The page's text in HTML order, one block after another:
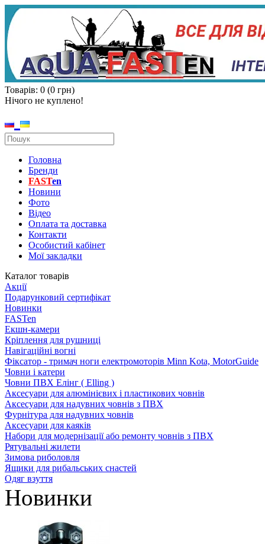
Товарів: 0 (0 грн)
Нічого не куплено!
Головна
Бренди
FASTen
Новини
Фото
Відео
Оплата та доставка
Контакти
Особистий кабінет
Мої закладки
Каталог товарів
Акції
Подарунковий сертифікат
Новинки
FASTen
Екшн-камери
Кріплення для рушниці
Навігаційні вогні
Фіксатор - тримач ноги електромоторів Minn Kota, MotorGuide
Човни і катери
Човни ПВХ Елінг ( Elling )
Аксесуари для алюмінієвих і пластикових човнів
Аксесуари для надувних човнів з ПВХ
Фурнітура для надувних човнів
Аксесуари для каяків
Набори для модернізації або ремонту човнів з ПВХ
Рятувальні жилети
Зимова риболовля
Ящики для рибальських снастей
Одяг взуття
Новинки